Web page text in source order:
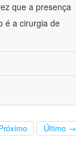
que a presença
é a cirurgia de
Último →